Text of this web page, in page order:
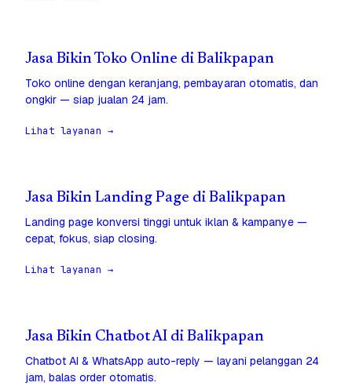
Jasa Bikin Toko Online di Balikpapan
Toko online dengan keranjang, pembayaran otomatis, dan
ongkir — siap jualan 24 jam.
Lihat layanan →
Jasa Bikin Landing Page di Balikpapan
Landing page konversi tinggi untuk iklan & kampanye —
cepat, fokus, siap closing.
Lihat layanan →
Jasa Bikin Chatbot AI di Balikpapan
Chatbot AI & WhatsApp auto-reply — layani pelanggan 24
jam, balas order otomatis.